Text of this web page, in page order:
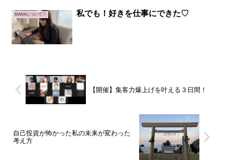
MANAについて♡ 私でも！好きを仕事にできた♡
【開催】集客力爆上げを叶える３日間！
自己投資が怖かった私の未来が変わった
考え方